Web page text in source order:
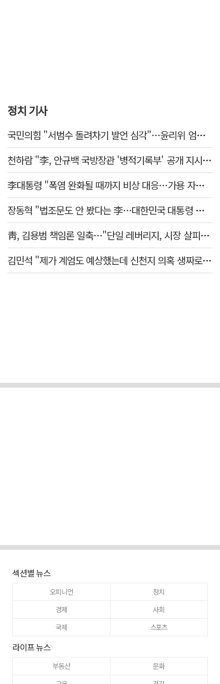
정치 기사
국민의힘 "서범수 돌려차기 발언 심각"…윤리위 엄중 조치 의견 모아
천하람 "李, 안규백 국방장관 '병적기록부' 공개 지시해야"
李대통령 "폭염 완화될 때까지 비상 대응…가용 자원 총동원"
장동혁 "법조문도 안 봤다는 李…대한민국 대통령 맞나, 역대급 망언"
靑, 김용범 책임론 일축…"단일 레버리지, 시장 살피고 대책 챙길 때"
김민석 "제가 계엄도 예상했는데 신천지 의혹 생짜로 말했겠나"
섹션별 뉴스
오피니언
정치
경제
사회
국제
스포츠
라이프 뉴스
부동산
문화